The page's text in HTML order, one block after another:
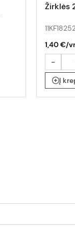
Žirklės
1,40 €/
-
Į